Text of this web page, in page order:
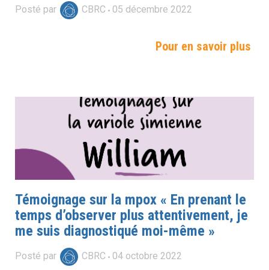
Posté par CBRC 05 décembre 2022
Pour en savoir plus
Témoignage sur la mpox « En prenant le
temps d’observer plus attentivement, je
me suis diagnostiqué moi-même »
Posté par CBRC 04 octobre 2022